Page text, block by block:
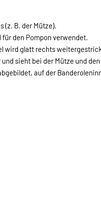
(z. B. der Mütze).
den Pompon verwendet.
wird glatt rechts
sieht bei der Mütze und
auf der